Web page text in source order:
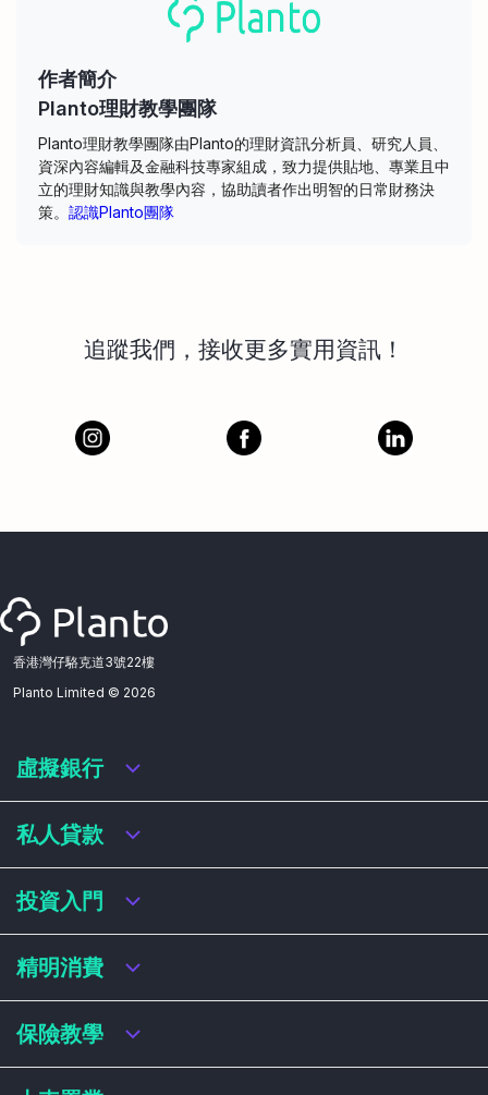
作者簡介
Planto理財教學團隊
Planto理財教學團隊由Planto的理財資訊分析員、研究人員、
資深內容編輯及金融科技專家組成，致力提供貼地、專業且中
立的理財知識與教學內容，協助讀者作出明智的日常財務決
策。 認識Planto團隊
追蹤我們，接收更多實用資訊！
香港灣仔駱克道3號22樓
Planto Limited © 2026
虛擬銀行
虛擬銀行迎新優惠
虛擬銀行存款利率比較
虛擬銀行銀扣賬卡 / 信用卡
虛擬銀行貸款
私人貸款
私人貸款年利率比較
網上即批貸款
結餘轉戶
稅務貸款
財務公司貸款
投資入門
港股戶口收費及迎新優惠
基金平台比較
買加密貨幣教學
精明消費
網購信用卡
飛行里數信用卡
保險教學
買保險基本概念